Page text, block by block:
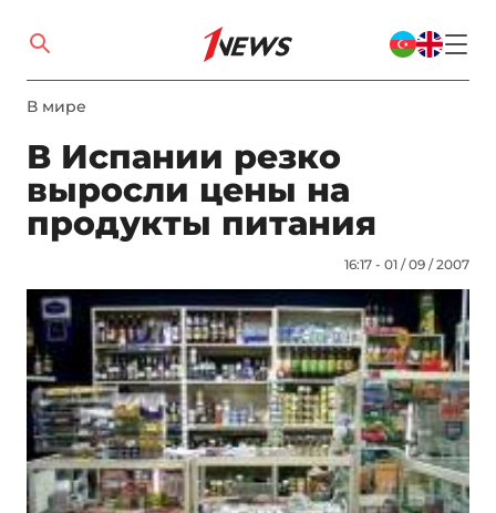
В мире
В Испании резко
выросли цены на
продукты питания
16:17 - 01 / 09 / 2007